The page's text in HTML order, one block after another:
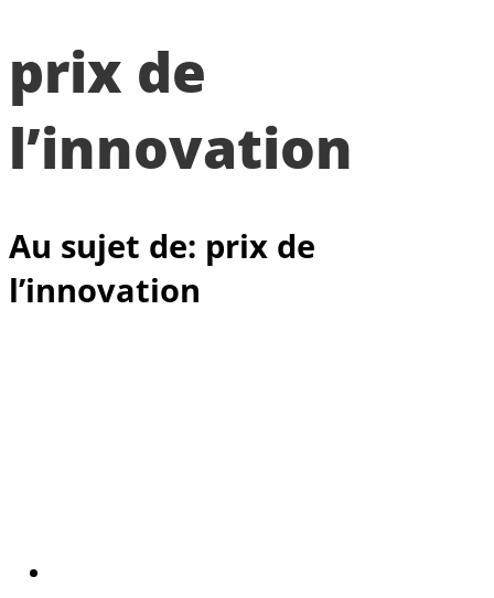
prix de
l’innovation
Au sujet de: prix de
l’innovation